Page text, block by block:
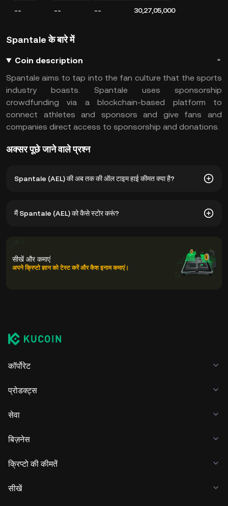
-- -- -- 30,27,05,000
Spantale के बारे में
Coin description
Spantale aims to tap into the fan culture that the sports
industry boasts. Spantale uses sponsorship
crowdfunding via a blockchain-based platform to
connect athletes and sponsors and give fans and
companies direct access to sponsorship and donations.
अक्सर पूछे जाने वाले प्रश्न
Spantale (AEL) की अब तक की ऑल टाइम हाई कीमत क्या है?
की मौजूदा कीमत अपने अब तक के ऑल टाइम हाई से -- नीचे है।
मैं Spantale (AEL) को कैसे स्टोर करूं?
को क्रिप्टोकरेंसी एक्सचेंज के कस्टोडियल वॉलेट में स्टोर कर सकते हैं। अपने
AEL को स्टोर करने के अन्य तरीकों में सेल्फ-कस्टडी वॉलेट (वेब ब्राउज़र,
मोबाइल डिवाइस या डेस्कटॉप पर), एक हार्डवेयर वॉलेट, एक थर्ड-पार्टी क्रिप्टो
सीखें और कमाएं
अपने क्रिप्टो ज्ञान को टेस्ट करें और कैश इनाम कमाएं।
कॉर्पोरेट
प्रोडक्ट्स
सेवा
बिज़नेस
क्रिप्टो की कीमतें
सीखें